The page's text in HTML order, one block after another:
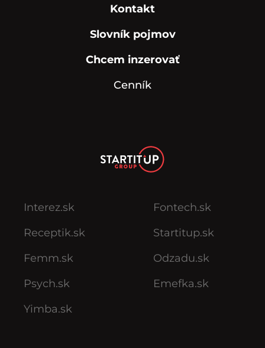
Kontakt
Slovník pojmov
Chcem inzerovať
Cenník
Interez.sk
Receptik.sk
Femm.sk
Psych.sk
Yimba.sk
Fontech.sk
Startitup.sk
Odzadu.sk
Emefka.sk